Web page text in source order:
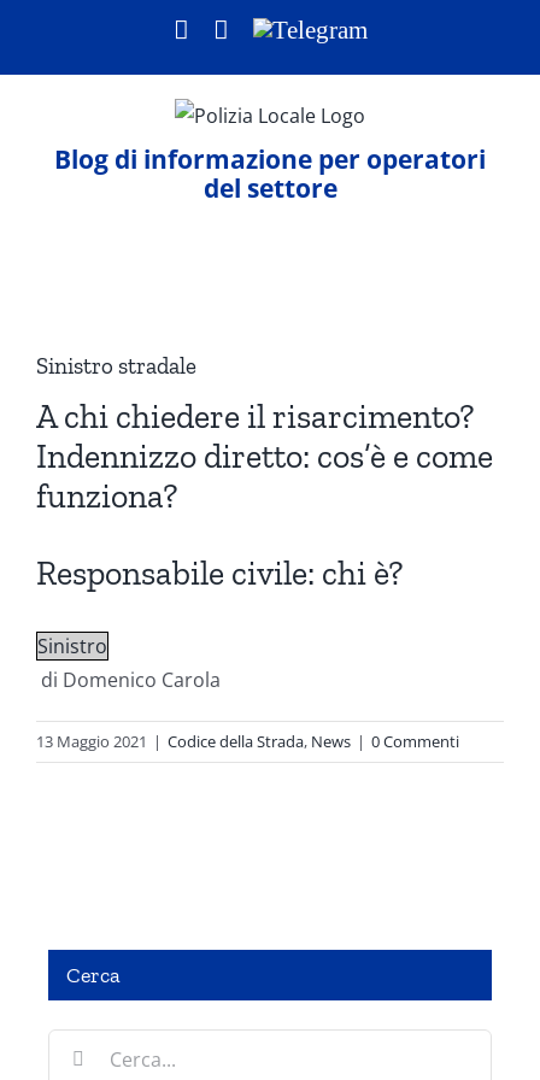
contenuto
Facebook
LinkedIn
Telegram
Blog di informazione per operatori
del settore
immagine
Sinistro stradale
A chi chiedere il risarcimento?
Indennizzo diretto: cos’è e come
funziona?
Responsabile civile: chi è?
Sinistro
di Domenico Carola
13 Maggio 2021 | Codice della Strada, News | 0 Commenti
Cerca
CercaDINAMICA ED OPERATIVA DELL’OPERATORE DI